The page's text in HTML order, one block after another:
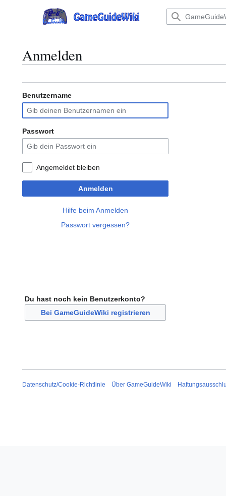
Hauptmenü
Anmelden
Benutzername
Passwort
Angemeldet bleiben
Anmelden
Hilfe beim Anmelden
Passwort vergessen?
Du hast noch kein Benutzerkonto?
Bei GameGuideWiki registrieren
Datenschutz/Cookie-Richtlinie Über GameGuideWiki